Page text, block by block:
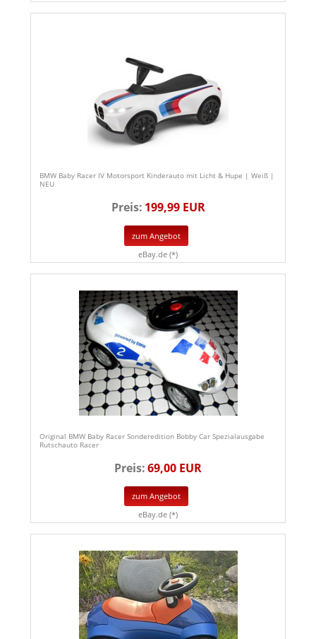
BMW Baby Racer IV Motorsport Kinderauto mit Licht & Hupe | Weiß |
NEU
Preis: 199,99 EUR
zum Angebot
eBay.de (*)
Original BMW Baby Racer Sonderedition Bobby Car Spezialausgabe
Rutschauto Racer
Preis:69,00 EUR
zum Angebot
eBay.de (*)